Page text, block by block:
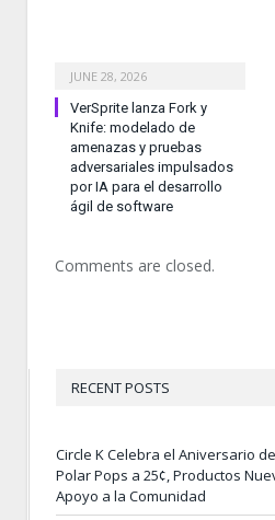
JUNE 28, 2026
VerSprite lanza Fork y
Knife: modelado de
amenazas y pruebas
adversariales impulsados
por IA para el desarrollo
ágil de software
Comments are closed.
RECENT POSTS
Circle K Celebra el Aniversario
Polar Pops a 25¢, Productos
Apoyo a la Comunidad